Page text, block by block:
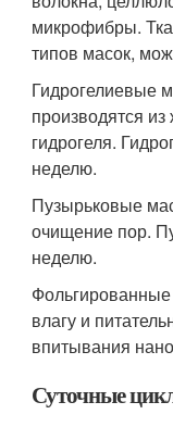
микрофибры.
типов масок,
Гидрогелиевые
производятся
гидрогеля.
неделю.
Пузырьковые
очищение пор.
неделю.
влагу и
впитывания
Суточные